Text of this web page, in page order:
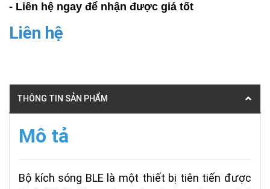
- Liên hệ ngay để nhận được giá tốt
Liên hệ
THÔNG TIN SẢN PHẨM
Mô tả
Bộ kích sóng BLE là một thiết bị tiên tiến được